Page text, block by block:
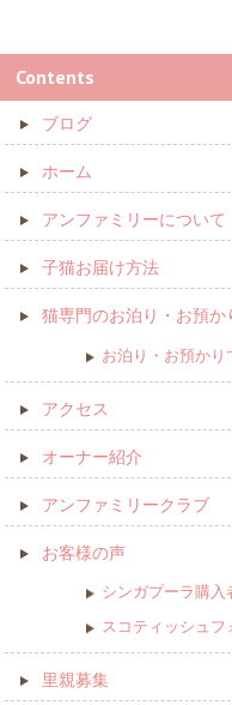
Contents
ブログ
ホーム
アンファミリーについて
子猫お届け方法
猫専門のお泊り・お預か
お泊り・お預かり
アクセス
オーナー紹介
アンファミリークラブ
お客様の声
シンガプーラ購入
スコティッシュ
里親募集